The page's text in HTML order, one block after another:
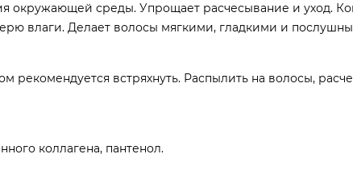
окружающей среды. Упрощает расчесывание и уход.
влаги. Делает волосы мягкими, гладкими и
рекомендуется встряхнуть. Распылить на волосы,
коллагена, пантенол.